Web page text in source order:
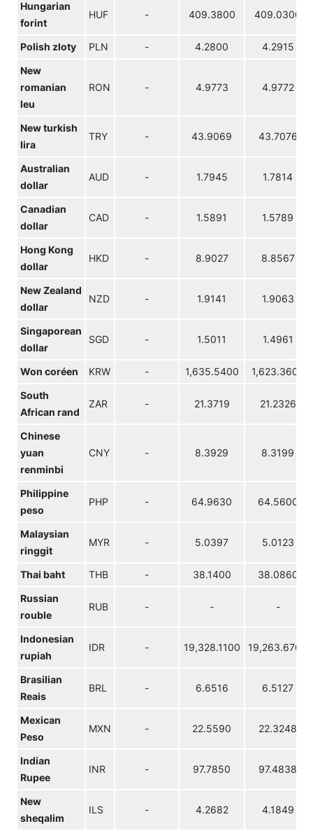
Hungarian
forint
HUF - 409.3800 409.0300
Polish zloty PLN - 4.2800 4.2915
New
romanian
leu
RON - 4.9773 4.9772
New turkish
lira
TRY - 43.9069 43.7076
Australian
dollar
AUD - 1.7945 1.7814
Canadian
dollar
CAD - 1.5891 1.5789
Hong Kong
dollar
HKD - 8.9027 8.8567
New Zealand
dollar
NZD - 1.9141 1.9063
Singaporean
dollar
SGD - 1.5011 1.4961
Won coréen KRW - 1,635.5400 1,623.3600
South
African rand
ZAR - 21.3719 21.2326
Chinese
yuan
renminbi
CNY - 8.3929 8.3199
Philippine
peso
PHP - 64.9630 64.5600
Malaysian
ringgit
MYR - 5.0397 5.0123
Thai baht THB - 38.1400 38.0860
Russian
rouble
RUB - - -
Indonesian
rupiah
IDR - 19,328.1100 19,263.6700
Brasilian
Reais
BRL - 6.6516 6.5127
Mexican
Peso
MXN - 22.5590 22.3248
Indian
Rupee
INR - 97.7850 97.4838
New
sheqalim
ILS - 4.2682 4.1849